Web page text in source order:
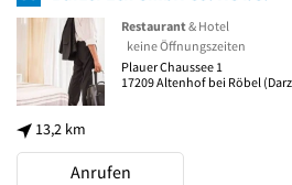
13,2 km
Restaurant& Hotel
keine Öffnungszeiten
Plauer Chaussee 1
17209Altenhof bei Röbel
Anrufen